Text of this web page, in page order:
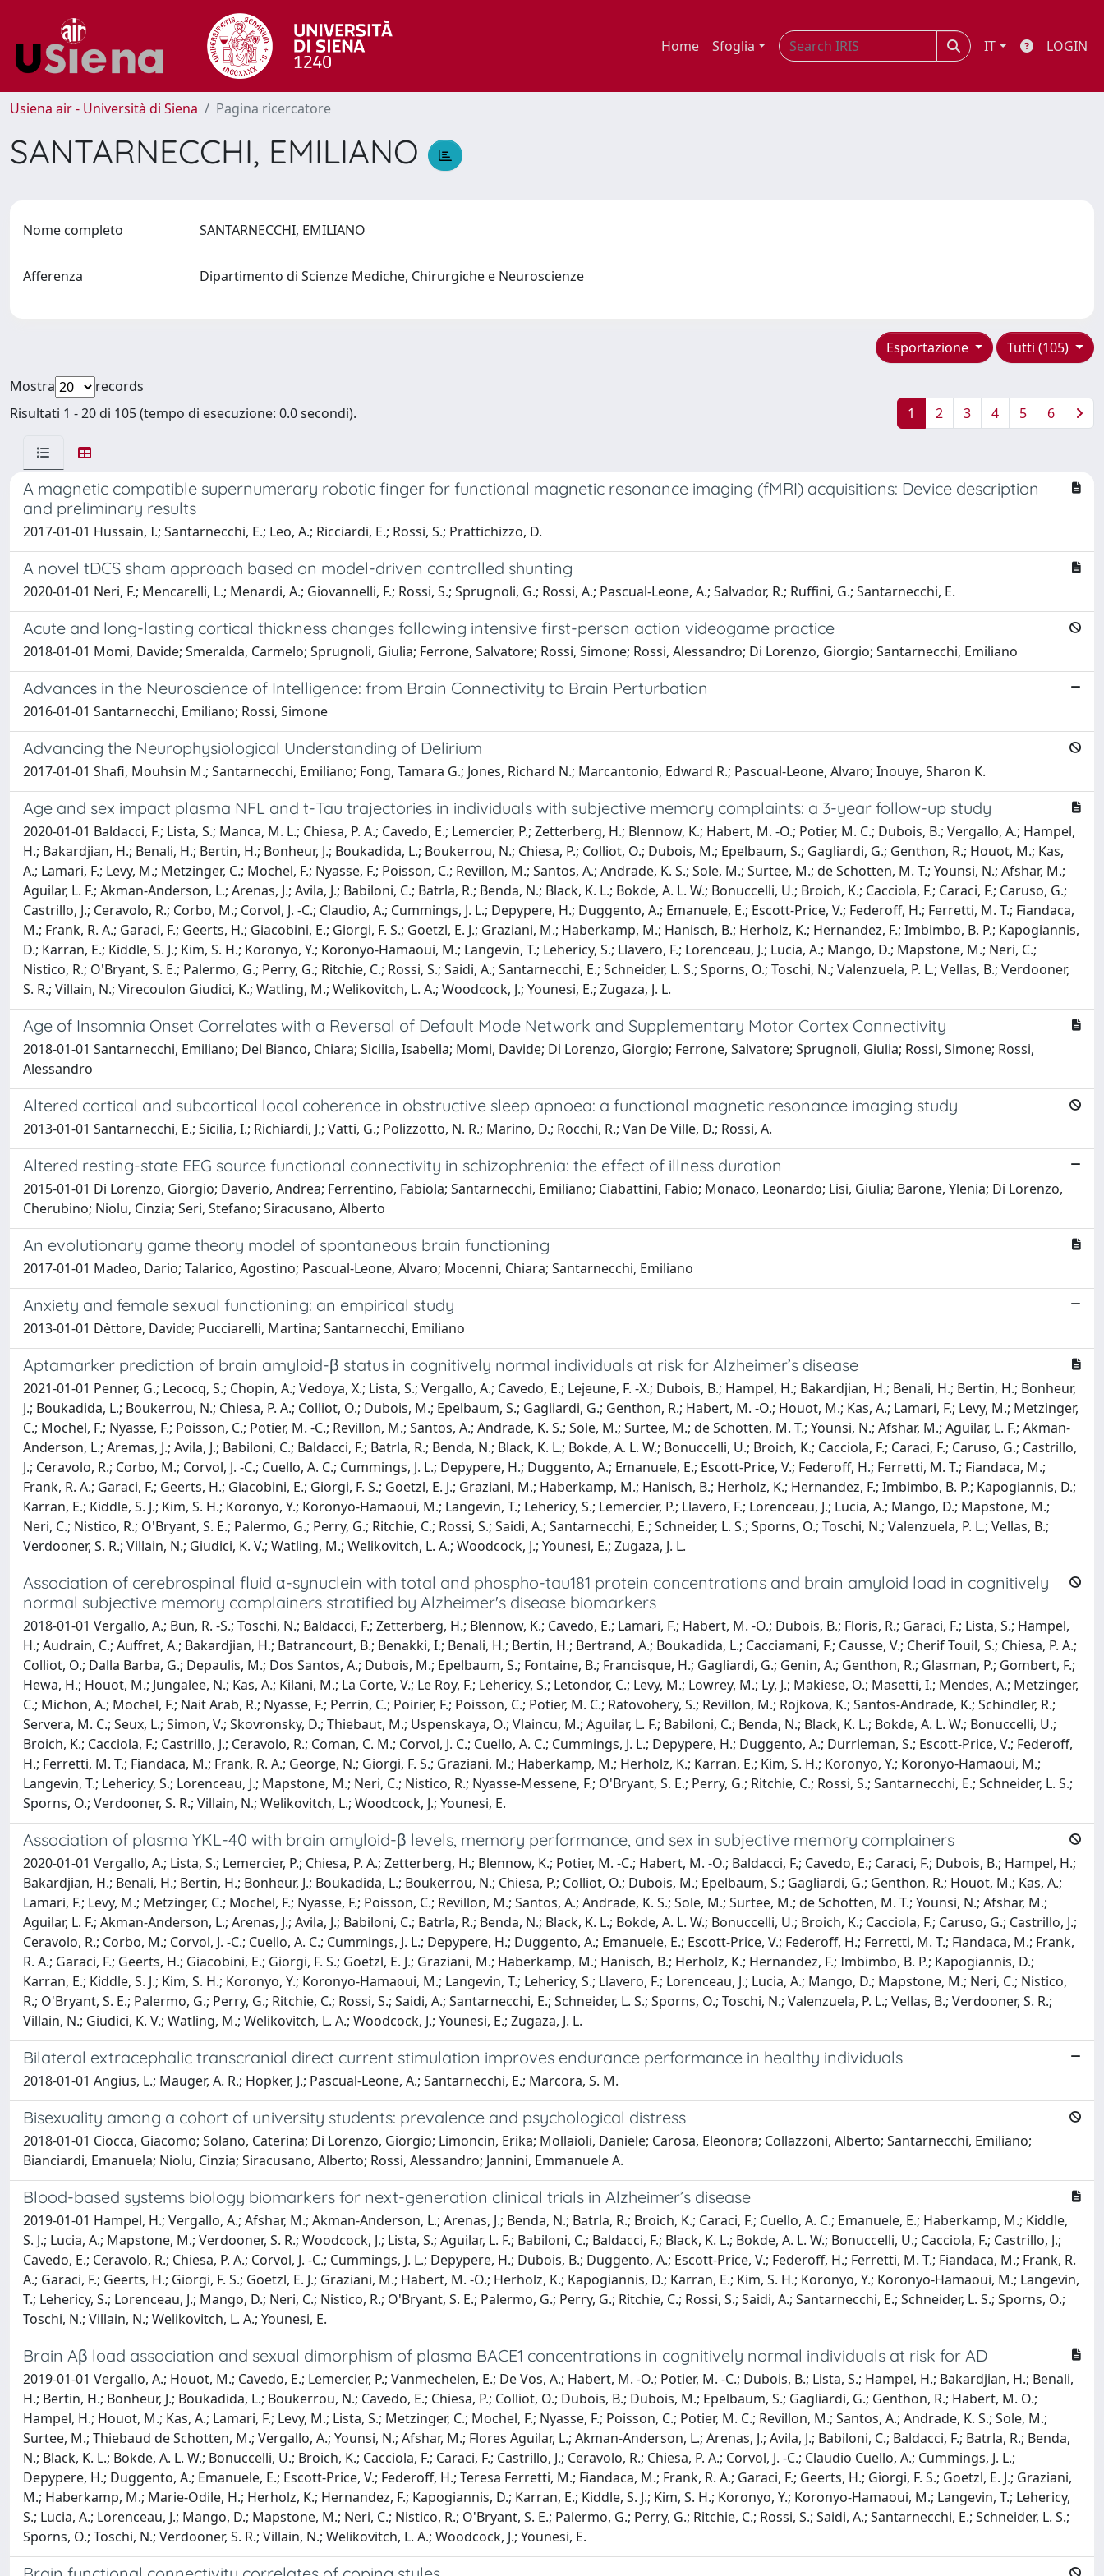
Home Sfoglia IT LOGIN
Usiena air - Università di Siena Pagina ricercatore
SANTARNECCHI, EMILIANO
Nome completo SANTARNECCHI, EMILIANO
Afferenza Dipartimento di Scienze Mediche, Chirurgiche e Neuroscienze
Tutti (105)
Esportazione
Mostra
records
Risultati 1 - 20 di 105 (tempo di esecuzione: 0.0 secondi).
1 2 3 4 5 6
A magnetic compatible supernumerary robotic finger for functional magnetic resonance imaging (fMRI) acquisitions: Device description
and preliminary results
2017-01-01 Hussain, I.; Santarnecchi, E.; Leo, A.; Ricciardi, E.; Rossi, S.; Prattichizzo, D.
A novel tDCS sham approach based on model-driven controlled shunting
2020-01-01 Neri, F.; Mencarelli, L.; Menardi, A.; Giovannelli, F.; Rossi, S.; Sprugnoli, G.; Rossi, A.; Pascual-Leone, A.; Salvador, R.; Ruffini, G.; Santarnecchi, E.
Acute and long-lasting cortical thickness changes following intensive first-person action videogame practice
2018-01-01 Momi, Davide; Smeralda, Carmelo; Sprugnoli, Giulia; Ferrone, Salvatore; Rossi, Simone; Rossi, Alessandro; Di Lorenzo, Giorgio; Santarnecchi, Emiliano
Advances in the Neuroscience of Intelligence: from Brain Connectivity to Brain Perturbation
2016-01-01 Santarnecchi, Emiliano; Rossi, Simone
Advancing the Neurophysiological Understanding of Delirium
2017-01-01 Shafi, Mouhsin M.; Santarnecchi, Emiliano; Fong, Tamara G.; Jones, Richard N.; Marcantonio, Edward R.; Pascual-Leone, Alvaro; Inouye, Sharon K.
Age and sex impact plasma NFL and t-Tau trajectories in individuals with subjective memory complaints: a 3-year follow-up study
2020-01-01 Baldacci, F.; Lista, S.; Manca, M. L.; Chiesa, P. A.; Cavedo, E.; Lemercier, P.; Zetterberg, H.; Blennow, K.; Habert, M. -O.; Potier, M. C.; Dubois, B.; Vergallo, A.; Hampel,
H.; Bakardjian, H.; Benali, H.; Bertin, H.; Bonheur, J.; Boukadida, L.; Boukerrou, N.; Chiesa, P.; Colliot, O.; Dubois, M.; Epelbaum, S.; Gagliardi, G.; Genthon, R.; Houot, M.; Kas,
A.; Lamari, F.; Levy, M.; Metzinger, C.; Mochel, F.; Nyasse, F.; Poisson, C.; Revillon, M.; Santos, A.; Andrade, K. S.; Sole, M.; Surtee, M.; de Schotten, M. T.; Younsi, N.; Afshar, M.;
Aguilar, L. F.; Akman-Anderson, L.; Arenas, J.; Avila, J.; Babiloni, C.; Batrla, R.; Benda, N.; Black, K. L.; Bokde, A. L. W.; Bonuccelli, U.; Broich, K.; Cacciola, F.; Caraci, F.; Caruso, G.;
Castrillo, J.; Ceravolo, R.; Corbo, M.; Corvol, J. -C.; Claudio, A.; Cummings, J. L.; Depypere, H.; Duggento, A.; Emanuele, E.; Escott-Price, V.; Federoff, H.; Ferretti, M. T.; Fiandaca,
M.; Frank, R. A.; Garaci, F.; Geerts, H.; Giacobini, E.; Giorgi, F. S.; Goetzl, E. J.; Graziani, M.; Haberkamp, M.; Hanisch, B.; Herholz, K.; Hernandez, F.; Imbimbo, B. P.; Kapogiannis,
D.; Karran, E.; Kiddle, S. J.; Kim, S. H.; Koronyo, Y.; Koronyo-Hamaoui, M.; Langevin, T.; Lehericy, S.; Llavero, F.; Lorenceau, J.; Lucia, A.; Mango, D.; Mapstone, M.; Neri, C.;
Nistico, R.; O'Bryant, S. E.; Palermo, G.; Perry, G.; Ritchie, C.; Rossi, S.; Saidi, A.; Santarnecchi, E.; Schneider, L. S.; Sporns, O.; Toschi, N.; Valenzuela, P. L.; Vellas, B.; Verdooner,
S. R.; Villain, N.; Virecoulon Giudici, K.; Watling, M.; Welikovitch, L. A.; Woodcock, J.; Younesi, E.; Zugaza, J. L.
Age of Insomnia Onset Correlates with a Reversal of Default Mode Network and Supplementary Motor Cortex Connectivity
2018-01-01 Santarnecchi, Emiliano; Del Bianco, Chiara; Sicilia, Isabella; Momi, Davide; Di Lorenzo, Giorgio; Ferrone, Salvatore; Sprugnoli, Giulia; Rossi, Simone; Rossi,
Alessandro
Altered cortical and subcortical local coherence in obstructive sleep apnoea: a functional magnetic resonance imaging study
2013-01-01 Santarnecchi, E.; Sicilia, I.; Richiardi, J.; Vatti, G.; Polizzotto, N. R.; Marino, D.; Rocchi, R.; Van De Ville, D.; Rossi, A.
Altered resting-state EEG source functional connectivity in schizophrenia: the effect of illness duration
2015-01-01 Di Lorenzo, Giorgio; Daverio, Andrea; Ferrentino, Fabiola; Santarnecchi, Emiliano; Ciabattini, Fabio; Monaco, Leonardo; Lisi, Giulia; Barone, Ylenia; Di Lorenzo,
Cherubino; Niolu, Cinzia; Seri, Stefano; Siracusano, Alberto
An evolutionary game theory model of spontaneous brain functioning
2017-01-01 Madeo, Dario; Talarico, Agostino; Pascual-Leone, Alvaro; Mocenni, Chiara; Santarnecchi, Emiliano
Anxiety and female sexual functioning: an empirical study
2013-01-01 Dèttore, Davide; Pucciarelli, Martina; Santarnecchi, Emiliano
Aptamarker prediction of brain amyloid-β status in cognitively normal individuals at risk for Alzheimer’s disease
2021-01-01 Penner, G.; Lecocq, S.; Chopin, A.; Vedoya, X.; Lista, S.; Vergallo, A.; Cavedo, E.; Lejeune, F. -X.; Dubois, B.; Hampel, H.; Bakardjian, H.; Benali, H.; Bertin, H.; Bonheur,
J.; Boukadida, L.; Boukerrou, N.; Chiesa, P. A.; Colliot, O.; Dubois, M.; Epelbaum, S.; Gagliardi, G.; Genthon, R.; Habert, M. -O.; Houot, M.; Kas, A.; Lamari, F.; Levy, M.; Metzinger,
C.; Mochel, F.; Nyasse, F.; Poisson, C.; Potier, M. -C.; Revillon, M.; Santos, A.; Andrade, K. S.; Sole, M.; Surtee, M.; de Schotten, M. T.; Younsi, N.; Afshar, M.; Aguilar, L. F.; Akman-
Anderson, L.; Aremas, J.; Avila, J.; Babiloni, C.; Baldacci, F.; Batrla, R.; Benda, N.; Black, K. L.; Bokde, A. L. W.; Bonuccelli, U.; Broich, K.; Cacciola, F.; Caraci, F.; Caruso, G.; Castrillo,
J.; Ceravolo, R.; Corbo, M.; Corvol, J. -C.; Cuello, A. C.; Cummings, J. L.; Depypere, H.; Duggento, A.; Emanuele, E.; Escott-Price, V.; Federoff, H.; Ferretti, M. T.; Fiandaca, M.;
Frank, R. A.; Garaci, F.; Geerts, H.; Giacobini, E.; Giorgi, F. S.; Goetzl, E. J.; Graziani, M.; Haberkamp, M.; Hanisch, B.; Herholz, K.; Hernandez, F.; Imbimbo, B. P.; Kapogiannis, D.;
Karran, E.; Kiddle, S. J.; Kim, S. H.; Koronyo, Y.; Koronyo-Hamaoui, M.; Langevin, T.; Lehericy, S.; Lemercier, P.; Llavero, F.; Lorenceau, J.; Lucia, A.; Mango, D.; Mapstone, M.;
Neri, C.; Nistico, R.; O'Bryant, S. E.; Palermo, G.; Perry, G.; Ritchie, C.; Rossi, S.; Saidi, A.; Santarnecchi, E.; Schneider, L. S.; Sporns, O.; Toschi, N.; Valenzuela, P. L.; Vellas, B.;
Verdooner, S. R.; Villain, N.; Giudici, K. V.; Watling, M.; Welikovitch, L. A.; Woodcock, J.; Younesi, E.; Zugaza, J. L.
Association of cerebrospinal fluid α-synuclein with total and phospho-tau181 protein concentrations and brain amyloid load in cognitively
normal subjective memory complainers stratified by Alzheimer's disease biomarkers
2018-01-01 Vergallo, A.; Bun, R. -S.; Toschi, N.; Baldacci, F.; Zetterberg, H.; Blennow, K.; Cavedo, E.; Lamari, F.; Habert, M. -O.; Dubois, B.; Floris, R.; Garaci, F.; Lista, S.; Hampel,
H.; Audrain, C.; Auffret, A.; Bakardjian, H.; Batrancourt, B.; Benakki, I.; Benali, H.; Bertin, H.; Bertrand, A.; Boukadida, L.; Cacciamani, F.; Causse, V.; Cherif Touil, S.; Chiesa, P. A.;
Colliot, O.; Dalla Barba, G.; Depaulis, M.; Dos Santos, A.; Dubois, M.; Epelbaum, S.; Fontaine, B.; Francisque, H.; Gagliardi, G.; Genin, A.; Genthon, R.; Glasman, P.; Gombert, F.;
Hewa, H.; Houot, M.; Jungalee, N.; Kas, A.; Kilani, M.; La Corte, V.; Le Roy, F.; Lehericy, S.; Letondor, C.; Levy, M.; Lowrey, M.; Ly, J.; Makiese, O.; Masetti, I.; Mendes, A.; Metzinger,
C.; Michon, A.; Mochel, F.; Nait Arab, R.; Nyasse, F.; Perrin, C.; Poirier, F.; Poisson, C.; Potier, M. C.; Ratovohery, S.; Revillon, M.; Rojkova, K.; Santos-Andrade, K.; Schindler, R.;
Servera, M. C.; Seux, L.; Simon, V.; Skovronsky, D.; Thiebaut, M.; Uspenskaya, O.; Vlaincu, M.; Aguilar, L. F.; Babiloni, C.; Benda, N.; Black, K. L.; Bokde, A. L. W.; Bonuccelli, U.;
Broich, K.; Cacciola, F.; Castrillo, J.; Ceravolo, R.; Coman, C. M.; Corvol, J. C.; Cuello, A. C.; Cummings, J. L.; Depypere, H.; Duggento, A.; Durrleman, S.; Escott-Price, V.; Federoff,
H.; Ferretti, M. T.; Fiandaca, M.; Frank, R. A.; George, N.; Giorgi, F. S.; Graziani, M.; Haberkamp, M.; Herholz, K.; Karran, E.; Kim, S. H.; Koronyo, Y.; Koronyo-Hamaoui, M.;
Langevin, T.; Lehericy, S.; Lorenceau, J.; Mapstone, M.; Neri, C.; Nistico, R.; Nyasse-Messene, F.; O'Bryant, S. E.; Perry, G.; Ritchie, C.; Rossi, S.; Santarnecchi, E.; Schneider, L. S.;
Sporns, O.; Verdooner, S. R.; Villain, N.; Welikovitch, L.; Woodcock, J.; Younesi, E.
Association of plasma YKL-40 with brain amyloid-β levels, memory performance, and sex in subjective memory complainers
2020-01-01 Vergallo, A.; Lista, S.; Lemercier, P.; Chiesa, P. A.; Zetterberg, H.; Blennow, K.; Potier, M. -C.; Habert, M. -O.; Baldacci, F.; Cavedo, E.; Caraci, F.; Dubois, B.; Hampel, H.;
Bakardjian, H.; Benali, H.; Bertin, H.; Bonheur, J.; Boukadida, L.; Boukerrou, N.; Chiesa, P.; Colliot, O.; Dubois, M.; Epelbaum, S.; Gagliardi, G.; Genthon, R.; Houot, M.; Kas, A.;
Lamari, F.; Levy, M.; Metzinger, C.; Mochel, F.; Nyasse, F.; Poisson, C.; Revillon, M.; Santos, A.; Andrade, K. S.; Sole, M.; Surtee, M.; de Schotten, M. T.; Younsi, N.; Afshar, M.;
Aguilar, L. F.; Akman-Anderson, L.; Arenas, J.; Avila, J.; Babiloni, C.; Batrla, R.; Benda, N.; Black, K. L.; Bokde, A. L. W.; Bonuccelli, U.; Broich, K.; Cacciola, F.; Caruso, G.; Castrillo, J.;
Ceravolo, R.; Corbo, M.; Corvol, J. -C.; Cuello, A. C.; Cummings, J. L.; Depypere, H.; Duggento, A.; Emanuele, E.; Escott-Price, V.; Federoff, H.; Ferretti, M. T.; Fiandaca, M.; Frank,
R. A.; Garaci, F.; Geerts, H.; Giacobini, E.; Giorgi, F. S.; Goetzl, E. J.; Graziani, M.; Haberkamp, M.; Hanisch, B.; Herholz, K.; Hernandez, F.; Imbimbo, B. P.; Kapogiannis, D.;
Karran, E.; Kiddle, S. J.; Kim, S. H.; Koronyo, Y.; Koronyo-Hamaoui, M.; Langevin, T.; Lehericy, S.; Llavero, F.; Lorenceau, J.; Lucia, A.; Mango, D.; Mapstone, M.; Neri, C.; Nistico,
R.; O'Bryant, S. E.; Palermo, G.; Perry, G.; Ritchie, C.; Rossi, S.; Saidi, A.; Santarnecchi, E.; Schneider, L. S.; Sporns, O.; Toschi, N.; Valenzuela, P. L.; Vellas, B.; Verdooner, S. R.;
Villain, N.; Giudici, K. V.; Watling, M.; Welikovitch, L. A.; Woodcock, J.; Younesi, E.; Zugaza, J. L.
Bilateral extracephalic transcranial direct current stimulation improves endurance performance in healthy individuals
2018-01-01 Angius, L.; Mauger, A. R.; Hopker, J.; Pascual-Leone, A.; Santarnecchi, E.; Marcora, S. M.
Bisexuality among a cohort of university students: prevalence and psychological distress
2018-01-01 Ciocca, Giacomo; Solano, Caterina; Di Lorenzo, Giorgio; Limoncin, Erika; Mollaioli, Daniele; Carosa, Eleonora; Collazzoni, Alberto; Santarnecchi, Emiliano;
Bianciardi, Emanuela; Niolu, Cinzia; Siracusano, Alberto; Rossi, Alessandro; Jannini, Emmanuele A.
Blood-based systems biology biomarkers for next-generation clinical trials in Alzheimer’s disease
2019-01-01 Hampel, H.; Vergallo, A.; Afshar, M.; Akman-Anderson, L.; Arenas, J.; Benda, N.; Batrla, R.; Broich, K.; Caraci, F.; Cuello, A. C.; Emanuele, E.; Haberkamp, M.; Kiddle,
S. J.; Lucia, A.; Mapstone, M.; Verdooner, S. R.; Woodcock, J.; Lista, S.; Aguilar, L. F.; Babiloni, C.; Baldacci, F.; Black, K. L.; Bokde, A. L. W.; Bonuccelli, U.; Cacciola, F.; Castrillo, J.;
Cavedo, E.; Ceravolo, R.; Chiesa, P. A.; Corvol, J. -C.; Cummings, J. L.; Depypere, H.; Dubois, B.; Duggento, A.; Escott-Price, V.; Federoff, H.; Ferretti, M. T.; Fiandaca, M.; Frank, R.
A.; Garaci, F.; Geerts, H.; Giorgi, F. S.; Goetzl, E. J.; Graziani, M.; Habert, M. -O.; Herholz, K.; Kapogiannis, D.; Karran, E.; Kim, S. H.; Koronyo, Y.; Koronyo-Hamaoui, M.; Langevin,
T.; Lehericy, S.; Lorenceau, J.; Mango, D.; Neri, C.; Nistico, R.; O'Bryant, S. E.; Palermo, G.; Perry, G.; Ritchie, C.; Rossi, S.; Saidi, A.; Santarnecchi, E.; Schneider, L. S.; Sporns, O.;
Toschi, N.; Villain, N.; Welikovitch, L. A.; Younesi, E.
Brain Aβ load association and sexual dimorphism of plasma BACE1 concentrations in cognitively normal individuals at risk for AD
2019-01-01 Vergallo, A.; Houot, M.; Cavedo, E.; Lemercier, P.; Vanmechelen, E.; De Vos, A.; Habert, M. -O.; Potier, M. -C.; Dubois, B.; Lista, S.; Hampel, H.; Bakardjian, H.; Benali,
H.; Bertin, H.; Bonheur, J.; Boukadida, L.; Boukerrou, N.; Cavedo, E.; Chiesa, P.; Colliot, O.; Dubois, B.; Dubois, M.; Epelbaum, S.; Gagliardi, G.; Genthon, R.; Habert, M. O.;
Hampel, H.; Houot, M.; Kas, A.; Lamari, F.; Levy, M.; Lista, S.; Metzinger, C.; Mochel, F.; Nyasse, F.; Poisson, C.; Potier, M. C.; Revillon, M.; Santos, A.; Andrade, K. S.; Sole, M.;
Surtee, M.; Thiebaud de Schotten, M.; Vergallo, A.; Younsi, N.; Afshar, M.; Flores Aguilar, L.; Akman-Anderson, L.; Arenas, J.; Avila, J.; Babiloni, C.; Baldacci, F.; Batrla, R.; Benda,
N.; Black, K. L.; Bokde, A. L. W.; Bonuccelli, U.; Broich, K.; Cacciola, F.; Caraci, F.; Castrillo, J.; Ceravolo, R.; Chiesa, P. A.; Corvol, J. -C.; Claudio Cuello, A.; Cummings, J. L.;
Depypere, H.; Duggento, A.; Emanuele, E.; Escott-Price, V.; Federoff, H.; Teresa Ferretti, M.; Fiandaca, M.; Frank, R. A.; Garaci, F.; Geerts, H.; Giorgi, F. S.; Goetzl, E. J.; Graziani,
M.; Haberkamp, M.; Marie-Odile, H.; Herholz, K.; Hernandez, F.; Kapogiannis, D.; Karran, E.; Kiddle, S. J.; Kim, S. H.; Koronyo, Y.; Koronyo-Hamaoui, M.; Langevin, T.; Lehericy,
S.; Lucia, A.; Lorenceau, J.; Mango, D.; Mapstone, M.; Neri, C.; Nistico, R.; O'Bryant, S. E.; Palermo, G.; Perry, G.; Ritchie, C.; Rossi, S.; Saidi, A.; Santarnecchi, E.; Schneider, L. S.;
Sporns, O.; Toschi, N.; Verdooner, S. R.; Villain, N.; Welikovitch, L. A.; Woodcock, J.; Younesi, E.